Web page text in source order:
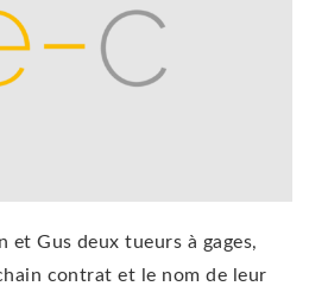
et Gus deux tueurs à gages,
contrat et le nom de leur